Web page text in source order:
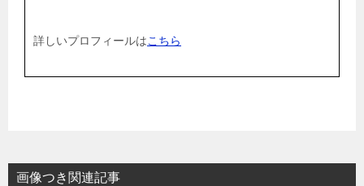
詳しいプロフィールはこちら
画像つき関連記事